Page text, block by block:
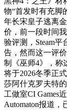
物“首发时有充脚
年长宋皇子逃离
价，前一段时间
验评测，Steam
告，然而这一评
制《巫师4》，称
将于2026冬季正
莎阿什克罗夫特
工做室CI Games
Automaton报道，